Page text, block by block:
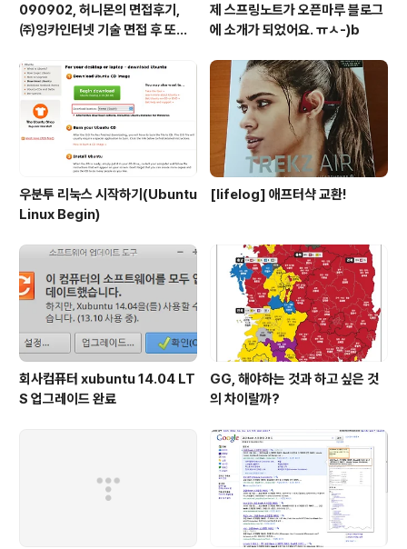
090902, 허니몬의 면접후기,
㈜잉카인터넷 기술 면접 후 또한
업!!
제 스프링노트가 오픈마루 블로그
에 소개가 되었어요. ㅠㅅ-)b
우분투 리눅스 시작하기(Ubuntu
Linux Begin)
[lifelog] 애프터샥 교환!
회사컴퓨터 xubuntu 14.04 LT
S 업그레이드 완료
GG, 해야하는 것과 하고 싶은 것
의 차이랄까?